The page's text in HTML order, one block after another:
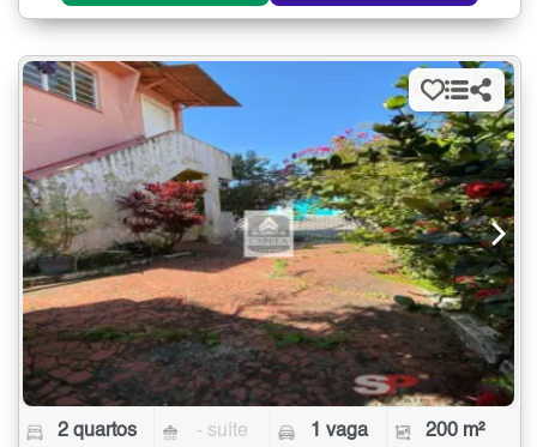
2 quartos - suíte 1 vaga 200 m²